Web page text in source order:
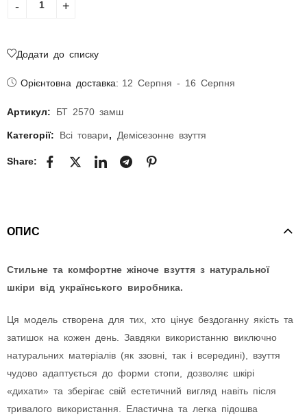
Додати до списку
Орієнтовна доставка: 12 Серпня - 16 Серпня
Артикул: БТ 2570 замш
Категорії: Всі товари Демісезонне взуття
Share:
ОПИС
Стильне та комфортне жіноче взуття з натуральної
шкіри від українського виробника.
Ця модель створена для тих, хто цінує бездоганну якість та
затишок на кожен день. Завдяки використанню виключно
натуральних матеріалів (як ззовні, так і всередині), взуття
чудово адаптується до форми стопи, дозволяє шкірі
«дихати» та зберігає свій естетичний вигляд навіть після
тривалого використання. Еластична та легка підошва